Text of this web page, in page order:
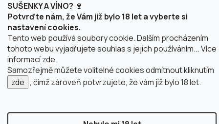
SUŠENKY A VÍNO? 🍷
Potvrďte nám, že Vám již bylo 18 let a vyberte si
nastavení cookies.
Tento web používá soubory cookie. Dalším procházením
tohoto webu vyjadřujete souhlas s jejich používáním... Více
informacízde.
Samozřejmě můžete volitelné cookies odmítnout kliknutím
zde , čímž zároveň potvrzujete, že vám již bylo 18 let.
Copyright 2026justWINE. Všechna práva vyhrazena.
Upravit nastavení cookies